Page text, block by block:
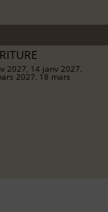
2027, 14 janv 2027,
2027, 18 mars